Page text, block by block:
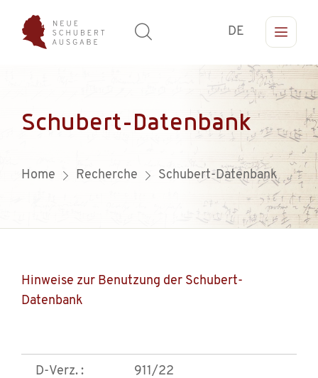
DE
Schubert-Datenbank
Home Recherche Schubert-Datenbank
Hinweise zur Benutzung der Schubert-
Datenbank
D-Verz. : 911/22